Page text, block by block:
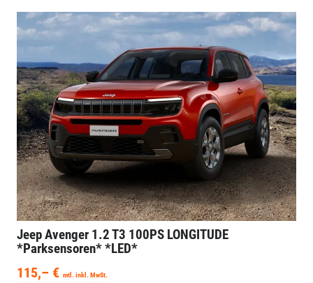
Jeep Avenger 1.2 T3 100PS LONGITUDE
*Parksensoren* *LED*
115,– € mtl. inkl. MwSt.